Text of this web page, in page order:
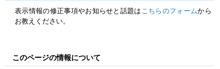
表示情報の修正事項やお知らせと話題は こちらのフォームから
お教えください。
このページの情報について